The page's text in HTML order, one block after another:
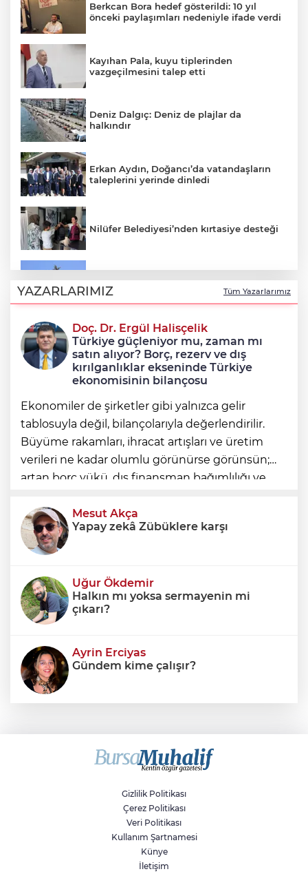
Berkcan Bora hedef gösterildi: 10 yıl
önceki paylaşımları nedeniyle ifade verdi
Kayıhan Pala, kuyu tiplerinden
vazgeçilmesini talep etti
Deniz Dalgıç: Deniz de plajlar da
halkındır
Erkan Aydın, Doğancı’da vatandaşların
taleplerini yerinde dinledi
Nilüfer Belediyesi’nden kırtasiye desteği
korunuyor
Kızamık olguları 4 kat arttı: Sağlık
Bakanlığı ne yapıyor?
YAZARLARIMIZ Tüm Yazarlarımız
Doç. Dr. Ergül Halisçelik
Türkiye güçleniyor mu, zaman mı
satın alıyor? Borç, rezerv ve dış
kırılganlıklar ekseninde Türkiye
ekonomisinin bilançosu
Ekonomiler de şirketler gibi yalnızca gelir
tablosuyla değil, bilançolarıyla değerlendirilir.
Büyüme rakamları, ihracat artışları ve üretim
verileri ne kadar olumlu görünürse görünsün;
artan borç yükü, dış finansman bağımlılığı ve
alınmadığında ortaya eksik
Mesut Akça
Yapay zekâ Zübüklere karşı
Uğur Ökdemir
Halkın mı yoksa sermayenin mi
çıkarı?
Ayrin Erciyas
Gündem kime çalışır?
Savaşların gölgesinde engellilik,
doğa ve kaybedilen gelecek
Gizlilik Politikası
Çerez Politikası
Veri Politikası
Kullanım Şartnamesi
Künye
İletişim